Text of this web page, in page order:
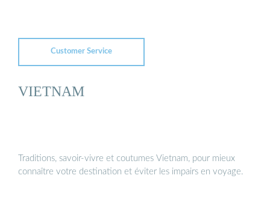
Customer Service
VIETNAM
Traditions, savoir-vivre et coutumes Vietnam, pour mieux
connaître votre destination et éviter les impairs en voyage.